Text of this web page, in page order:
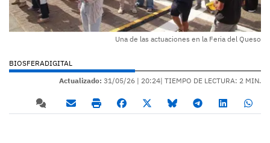
Una de las actuaciones en la Feria del Queso
BIOSFERADIGITAL
Actualizado: 31/05/26 | 20:24| TIEMPO DE LECTURA: 2 MIN.